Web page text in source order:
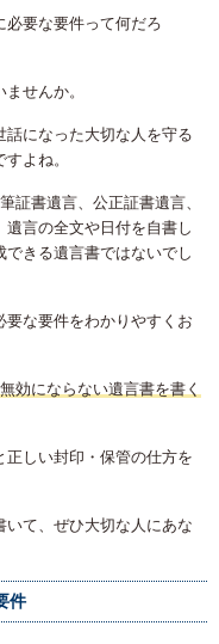
必要な要件って何だろ
せんか。
になった大切な人を守る
よね。
証書遺言、公正証書遺言、
言の全文や日付を自書し
できる遺言書ではないでし
な要件をわかりやすくお
効にならない遺言書を書く
正しい封印・保管の仕方を
て、ぜひ大切な人にあな
件